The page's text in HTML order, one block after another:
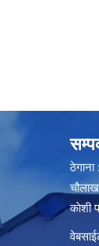
ठेगाना :
काेशी